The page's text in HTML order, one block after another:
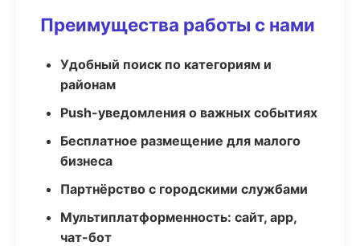
Преимущества работы с нами
Удобный поиск по категориям и
районам
Push-уведомления о важных событиях
Бесплатное размещение для малого
бизнеса
Партнёрство с городскими службами
Мультиплатформенность: сайт, app,
чат-бот